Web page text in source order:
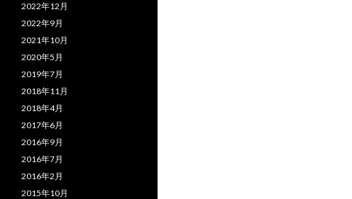
2022年12月
2022年9月
2021年10月
2020年5月
2019年7月
2018年11月
2018年4月
2017年6月
2016年9月
2016年7月
2016年2月
2015年10月